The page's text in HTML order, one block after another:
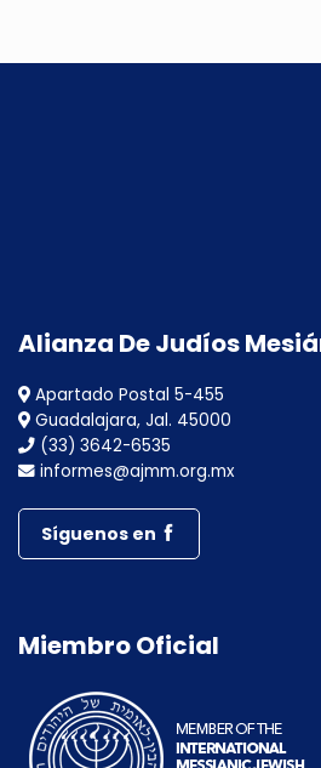
Alianza De Judíos
Apartado Postal 5-455
Guadalajara, Jal. 45000
(33) 3642-6535
informes@ajmm.org.mx
Síguenos en
Miembro Oficial